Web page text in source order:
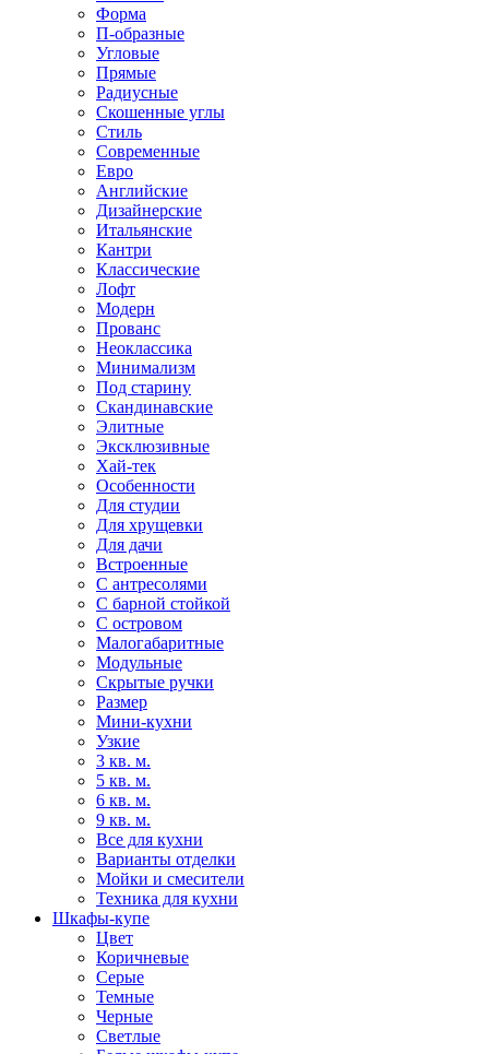
Форма
П-образные
Угловые
Прямые
Радиусные
Скошенные углы
Стиль
Современные
Евро
Английские
Дизайнерские
Итальянские
Кантри
Классические
Лофт
Модерн
Прованс
Неоклассика
Минимализм
Под старину
Скандинавские
Элитные
Эксклюзивные
Хай-тек
Особенности
Для студии
Для хрущевки
Для дачи
Встроенные
С антресолями
С барной стойкой
С островом
Малогабаритные
Модульные
Скрытые ручки
Размер
Мини-кухни
Узкие
3 кв. м.
5 кв. м.
6 кв. м.
9 кв. м.
Все для кухни
Варианты отделки
Мойки и смесители
Техника для кухни
Шкафы-купе
Цвет
Коричневые
Серые
Темные
Черные
Светлые